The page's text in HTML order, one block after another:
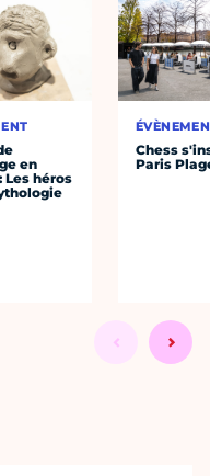
en
héros
Chess
Paris